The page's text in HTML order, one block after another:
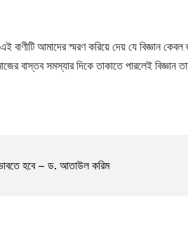
আমাদের স্মরণ করিয়ে দেয় যে বিজ্ঞান কেবল
বাস্তব সমস্যার দিকে তাকাতে পারলেই বিজ্ঞান
হবে – ড. আতাউল করিম